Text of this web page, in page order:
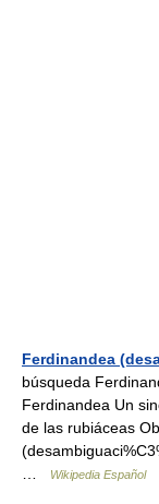
Ferdinandea
búsqueda
Ferdinandea Un
de las rubiáceas
…
Wikipedia Español